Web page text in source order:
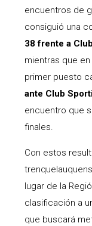
encuentros de
consiguió una
38 frente a
mientras que
primer puesto
ante Club
encuentro que
finales.
Con estos
lugar de la
clasificación a
que buscará